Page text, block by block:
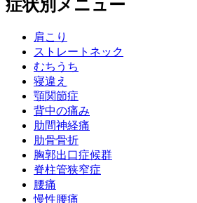
症状別メニュー
肩こり
ストレートネック
むちうち
寝違え
顎関節症
背中の痛み
肋間神経痛
肋骨骨折
胸郭出口症候群
脊柱管狭窄症
腰痛
慢性腰痛